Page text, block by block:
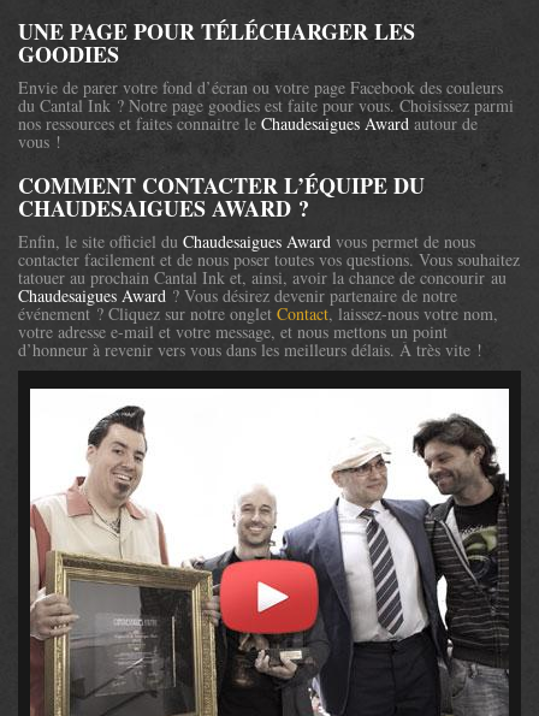
UNE PAGE POUR TÉLÉCHARGER LES
GOODIES
Envie de parer votre fond d’écran ou votre page Facebook des couleurs
du Cantal Ink ? Notre page goodies est faite pour vous. Choisissez parmi
nos ressources et faites connaitre le Chaudesaigues Award autour de
vous !
COMMENT CONTACTER L’ÉQUIPE DU
CHAUDESAIGUES AWARD ?
Enfin, le site officiel du Chaudesaigues Award vous permet de nous
contacter facilement et de nous poser toutes vos questions. Vous souhaitez
tatouer au prochain Cantal Ink et, ainsi, avoir la chance de concourir au
Chaudesaigues Award ? Vous désirez devenir partenaire de notre
événement ? Cliquez sur notre onglet Contact, laissez-nous votre nom,
votre adresse e-mail et votre message, et nous mettons un point
d’honneur à revenir vers vous dans les meilleurs délais. À très vite !